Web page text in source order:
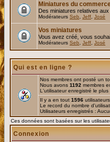
Miniatures du
Des miniatures relatives
Modérateurs Seb Jeff José
Vos miniatures
Vous avez créé, vous
Modérateurs Seb Jeff José
Qui est en ligne ?
Nos membres ont posté un
Nous avons 1192 membres
L'utilisateur enregistré le plus
Il y a en tout 1596
Le record du nombre
Utilisateurs enregistrés :
Ces données sont basées sur les
Connexion